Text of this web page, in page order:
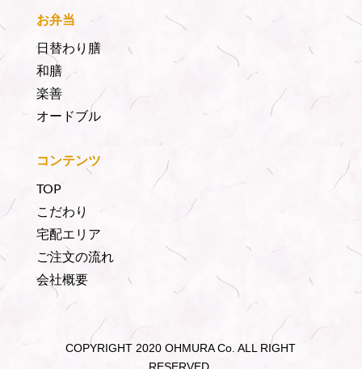
お弁当
日替わり膳
和膳
楽善
オードブル
コンテンツ
TOP
こだわり
宅配エリア
ご注文の流れ
会社概要
COPYRIGHT 2020 OHMURA Co. ALL RIGHT